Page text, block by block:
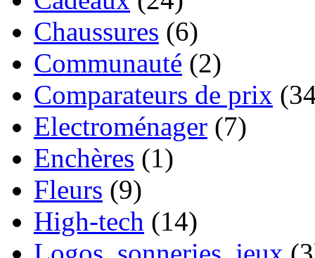
Chaussures (6)
Communauté (2)
Comparateurs de prix
Electroménager (7)
Enchères (1)
Fleurs (9)
High-tech (14)